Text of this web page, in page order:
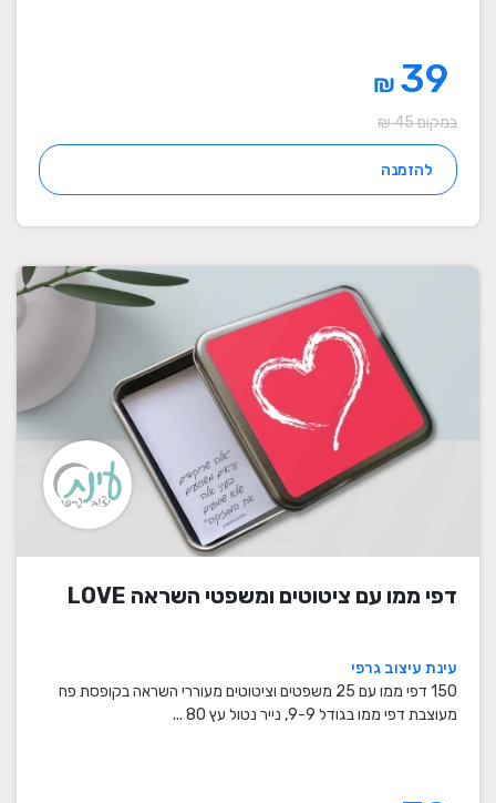
₪
במקום 45 ₪
להזמנה
דפי ממו עם ציטוטים ומשפטי השראה LOVE
עינת עיצוב גרפי
150 דפי ממו עם 25 משפטים וציטוטים מעוררי השראה בקופסת פח
מעוצבת דפי ממו בגודל 9-9, נייר נטול עץ 80 ...